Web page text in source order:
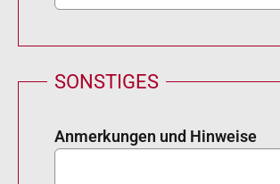
SONSTIGES
Anmerkungen und Hinweise